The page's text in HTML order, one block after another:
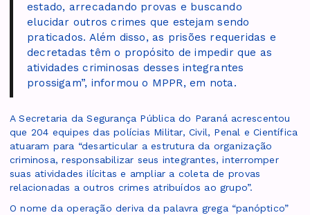
estado, arrecadando provas e buscando
elucidar outros crimes que estejam sendo
praticados. Além disso, as prisões requeridas e
decretadas têm o propósito de impedir que as
atividades criminosas desses integrantes
prossigam”, informou o MPPR, em nota.
A Secretaria da Segurança Pública do Paraná acrescentou
que 204 equipes das polícias Militar, Civil, Penal e Científica
atuaram para “desarticular a estrutura da organização
criminosa, responsabilizar seus integrantes, interromper
suas atividades ilícitas e ampliar a coleta de provas
relacionadas a outros crimes atribuídos ao grupo”.
O nome da operação deriva da palavra grega “panóptico”